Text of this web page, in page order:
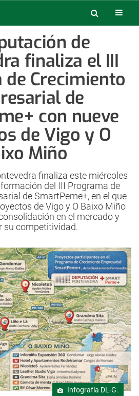
de
finaliza el III
Crecimiento
de
con nueve
de Vigo y O
Miño
finaliza este miércoles
del III Programa de
de SmartPeme+, en el que
de Vigo y O Baixo Miño
en el mercado y
su competitividad.
Infografía DL-G.